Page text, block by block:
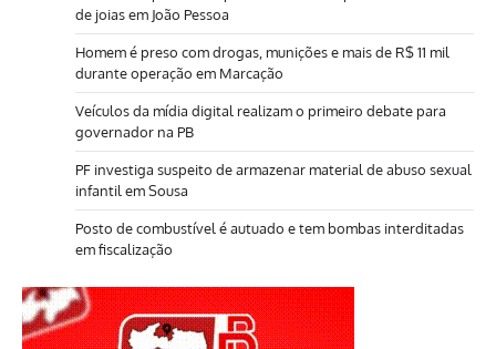
de joias em João Pessoa
Homem é preso com drogas, munições e mais de R$ 11 mil
durante operação em Marcação
Veículos da mídia digital realizam o primeiro debate para
governador na PB
PF investiga suspeito de armazenar material de abuso sexual
infantil em Sousa
Posto de combustível é autuado e tem bombas interditadas
em fiscalização